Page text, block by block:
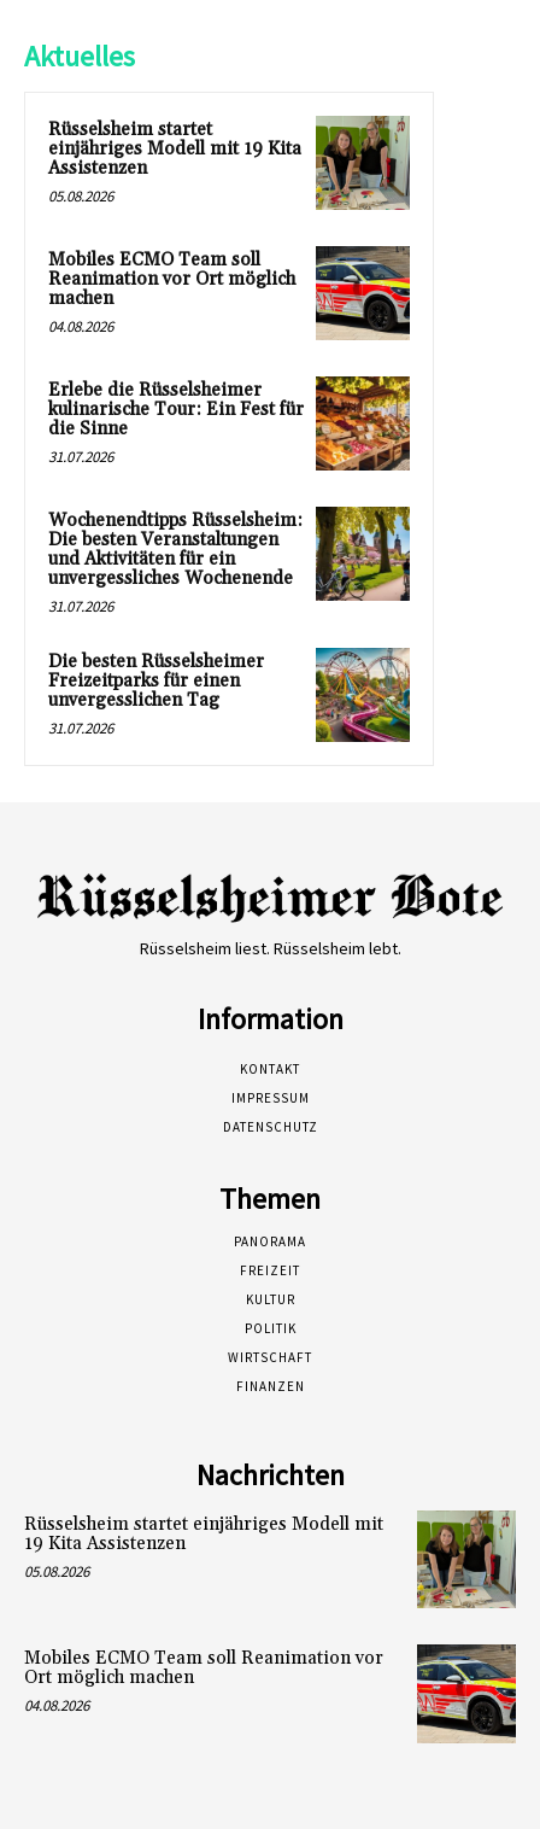
Aktuelles
Rüsselsheim startet
einjähriges Modell mit 19 Kita
Assistenzen
05.08.2026
Mobiles ECMO Team soll
Reanimation vor Ort möglich
machen
04.08.2026
Erlebe die Rüsselsheimer
kulinarische Tour: Ein Fest für
die Sinne
31.07.2026
Wochenendtipps Rüsselsheim:
Die besten Veranstaltungen
und Aktivitäten für ein
unvergessliches Wochenende
31.07.2026
Die besten Rüsselsheimer
Freizeitparks für einen
unvergesslichen Tag
31.07.2026
Rüsselsheim liest. Rüsselsheim lebt.
Information
KONTAKT
IMPRESSUM
DATENSCHUTZ
Themen
PANORAMA
FREIZEIT
KULTUR
POLITIK
WIRTSCHAFT
FINANZEN
Nachrichten
Rüsselsheim startet einjähriges Modell mit
19 Kita Assistenzen
05.08.2026
Mobiles ECMO Team soll Reanimation vor
Ort möglich machen
04.08.2026